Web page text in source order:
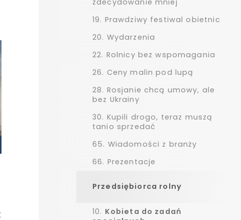
zdecydowanie mniej
19. Prawdziwy festiwal obietnic
20. Wydarzenia
22. Rolnicy bez wspomagania
26. Ceny malin pod lupą
28. Rosjanie chcą umowy, ale
bez Ukrainy
30. Kupili drogo, teraz muszą
tanio sprzedać
65. Wiadomości z branży
66. Prezentacje
Przedsiębiorca rolny
10. Kobieta do zadań